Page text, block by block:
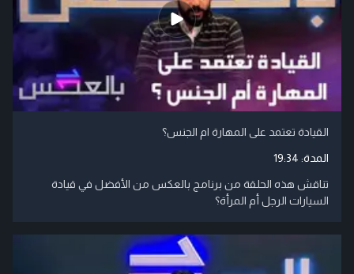
القيادة تعتمد على المهارة ام الجنس؟
المدة: 19:34
تناقش هذه الحلقة من برنامج بالعكس من الأفضل في قيادة
السيارات الرجل أم المرأة؟